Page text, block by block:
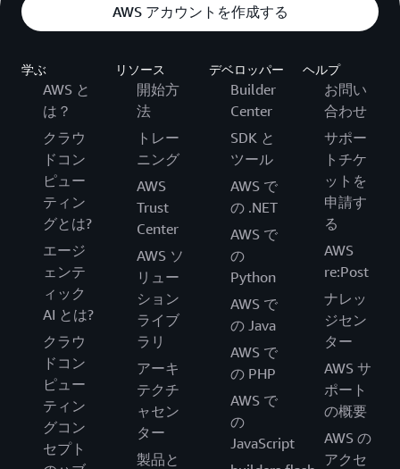
AWS アカウントを作成する
学ぶ
AWS と
は？
クラウ
ドコン
ピュー
ティン
グとは?
エージ
ェンテ
ィック
AI とは?
クラウ
ドコン
ピュー
ティン
グコン
セプト
リソース
開始方
法
トレー
ニング
AWS
Trust
Center
AWS ソ
リュー
ション
ライブ
ラリ
アーキ
テクチ
ャセン
ター
製品と
デベロッパー
Builder
Center
SDK と
ツール
AWS で
の .NET
AWS で
の
Python
AWS で
の Java
AWS で
の PHP
AWS で
の
JavaScript
ヘルプ
お問い
合わせ
サポー
トチケ
ットを
申請す
る
AWS
re:Post
ナレッ
ジセン
ター
AWS サ
ポート
の概要
AWS の
アクセ